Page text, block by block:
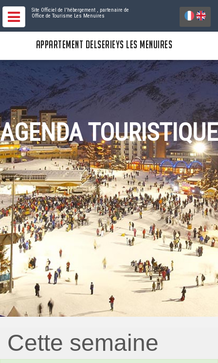
Site Officiel de l'hébergement , partenaire de
Office de Tourisme Les Menuires
APPARTEMENT DELSERIEYS LES MENUIRES
AGENDA TOURISTIQUE
Cette semaine